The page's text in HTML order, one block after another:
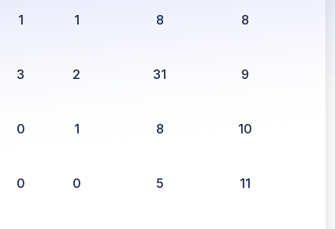
1 1 8 8
3 2 31 9
0 1 8 10
0 0 5 11